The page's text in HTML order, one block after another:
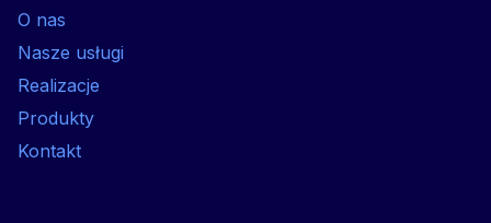
O nas
Nasze usługi
Realizacje
Produkty
Kontakt